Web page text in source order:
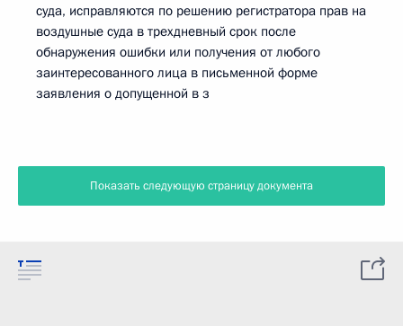
суда, исправляются по решению регистратора прав на
воздушные суда в трехдневный срок после
обнаружения ошибки или получения от любого
заинтересованного лица в письменной форме
заявления о допущенной в з
Показать следующую страницу документа